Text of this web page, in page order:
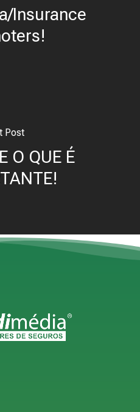
Insurance
Post
O QUE É